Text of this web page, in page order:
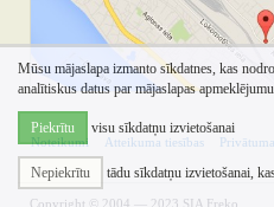
Mūsu mājaslapa izmanto sīkdatnes, kas
analītiskus datus par mājaslapas
Piekrītu visu sīkdatņu izvietošanai
Nepiekrītu tādu sīkdatņu izvietošanai,
Noteikumi Atteikuma tiesības
Copyright © 2004 — 2023 SIA Freko